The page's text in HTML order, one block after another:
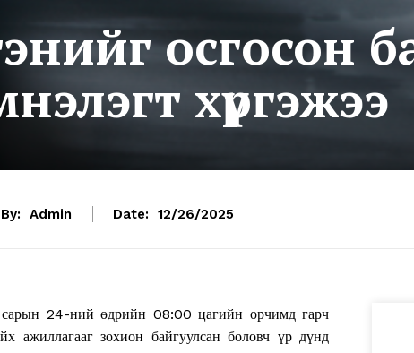
осгосон
хүргэжээ
By: Admin Date: 12/26/2025
сарын 24-ний өдрийн 08:00 цагийн орчимд гарч
ажиллагааг зохион байгуулсан боловч үр дүнд